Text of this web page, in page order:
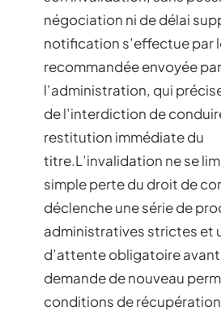
négociation ni de délai
notification s’effectue par
recommandée envoyée par
l’administration, qui
de l’interdiction de
restitution immédiate du
titre.L’invalidation ne se
simple perte du droit de
déclenche une série de
administratives strictes et
d’attente obligatoire
demande de nouveau
conditions de